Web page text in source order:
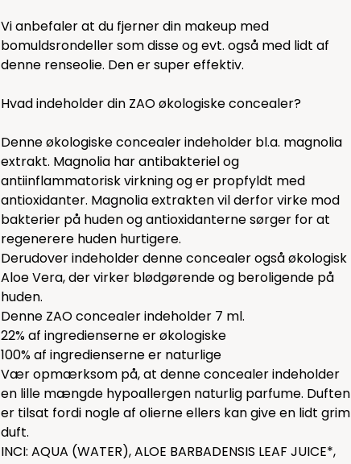
Vi anbefaler at du fjerner din makeup med
bomuldsrondeller somdisseog evt. også med lidt af
denne renseolie. Den er super effektiv.
Hvad indeholder din ZAO økologiske concealer?
Denne økologiske concealer indeholder bl.a. magnolia
extrakt. Magnolia har antibakteriel og
antiinflammatorisk virkning og er propfyldt med
antioxidanter. Magnolia extrakten vil derfor virke mod
bakterier på huden og antioxidanterne sørger for at
regenerere huden hurtigere.
Derudover indeholder denne concealer også økologisk
Aloe Vera, der virker blødgørende og beroligende på
huden.
Denne ZAO concealer indeholder 7 ml.
22% af ingredienserne er økologiske
100% af ingredienserne er naturlige
Vær opmærksom på, at denne concealer indeholder
en lille mængde hypoallergen naturlig parfume. Duften
er tilsat fordi nogle af olierne ellers kan give en lidt grim
duft.
INCI: AQUA (WATER), ALOE BARBADENSIS LEAF JUICE*,